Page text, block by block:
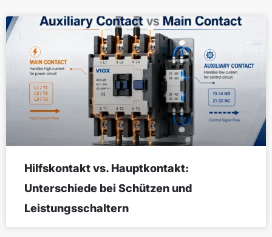
Hilfskontakt vs. Hauptkontakt:
Unterschiede bei Schützen und
Leistungsschaltern